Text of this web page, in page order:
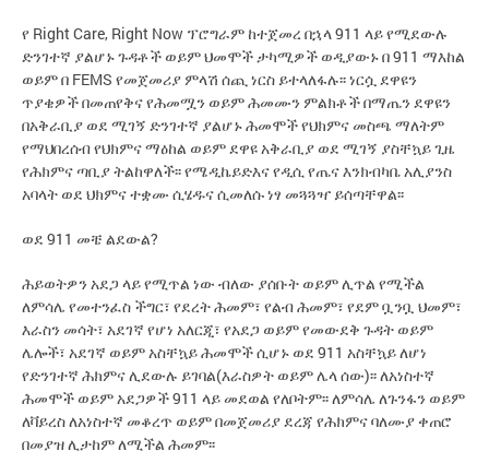
የ Right Care, Right Now ፕሮግራም ከተጀመረ በኋላ 911 ላይ የሚደውሉ
ድንገተኛ ያልሆኑ ጉዳቶች ወይም ህመሞች ታካሚዎች ወዲያውኑ በ 911 ማእከል
ወይም በ FEMS የመጀመሪያ ምላሽ ሰጪ ነርስ ይተላለፋሉ፡፡ ነርሷ ደዋዩን
ጥያቄዎች በመጠየቅና የሕመሟን ወይም ሕመሙን ምልክቶች በማጤን ደዋዩን
በአቅራቢያ ወደ ሚገኝ ድንገተኛ ያልሆኑ ሕመሞች የህክምና መስጫ ማለትም
የማህበረሰብ የህክምና ማዕከል ወይም ደዋዩ አቅራቢያ ወደ ሚገኝ ያስቸኳይ ጊዜ
የሕክምና ጣቢያ ትልከዋለች፡፡ የሜዲኬይድእና የዲሲ የጤና እንክብካቤ አሊያንስ
አባላት ወደ ህክምና ተቋሙ ሲሄዱና ሲመለሱ ነፃ መጓጓዣ ይሰጣቸዋል፡፡
ወደ 911 መቼ ልደውል?
ሕይወትዎን አደጋ ላይ የሚጥል ነው ብለው ያሰቡት ወይም ሊጥል የሚችል
ለምሳሌ የመተንፈስ ችግር፣ የደረት ሕመም፣ የልብ ሕመም፣ የደም ቧንቧ ህመም፣
እራስን መሳት፣ አደገኛ የሆነ አለርጂ፣ የአደጋ ወይም የመውደቅ ጉዳት ወይም
ሌሎች፣ አደገኛ ወይም አስቸኳይ ሕመሞች ሲሆኑ ወደ 911 አስቸኳይ ለሆነ
የድንገተኛ ሕክምና ሊደውሉ ይገባል(እራስዎት ወይም ሌላ ሰው)፡፡ ለአነስተኛ
ሕመሞች ወይም አደጋዎች 911 ላይ መደወል የለቦትም፡፡ ለምሳሌ ለጉንፋን ወይም
ለቫይረስ ለአነስተኛ መቆረጥ ወይም በመጀመሪያ ደረጃ የሕክምና ባለሙያ ቀጠሮ
በመያዝ ሊታከም ለሚችል ሕመም፡፡